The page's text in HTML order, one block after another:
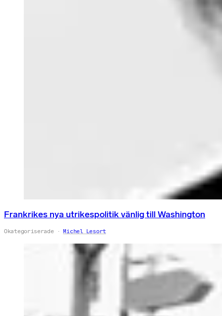
Frankrikes nya utrikespolitik vänlig till Washington
Okategoriserade Michel Lesort